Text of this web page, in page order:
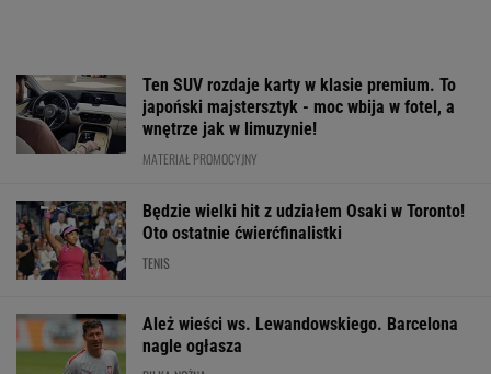
Ten SUV rozdaje karty w klasie premium. To
japoński majstersztyk - moc wbija w fotel, a
wnętrze jak w limuzynie!
MATERIAŁ PROMOCYJNY
Będzie wielki hit z udziałem Osaki w Toronto!
Oto ostatnie ćwierćfinalistki
TENIS
Ależ wieści ws. Lewandowskiego. Barcelona
nagle ogłasza